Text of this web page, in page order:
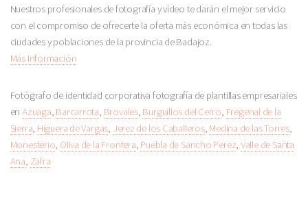
Nuestros profesionales de fotografía y vídeo te darán el mejor servicio
con el compromiso de ofrecerte la oferta más económica en todas las
ciudades y poblaciones de la provincia de Badajoz.
Más Información
Fotógrafo de identidad corporativa fotografía de plantillas empresariales
en Azuaga, Barcarrota, Brovales, Burguillos del Cerro, Fregenal de la
Sierra, Higuera de Vargas, Jerez de los Caballeros, Medina de las Torres,
Monesterio, Oliva de la Frontera, Puebla de Sancho Perez, Valle de Santa
Ana, Zafra